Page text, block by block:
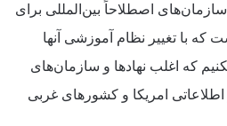
سازمان‌های اصطلاحاً بین‌المللی برای
با تغییر نظام آموزشی آنها
که اغلب نهادها و سازمان‌های
اطلاعاتی امریکا و کشورهای غربی